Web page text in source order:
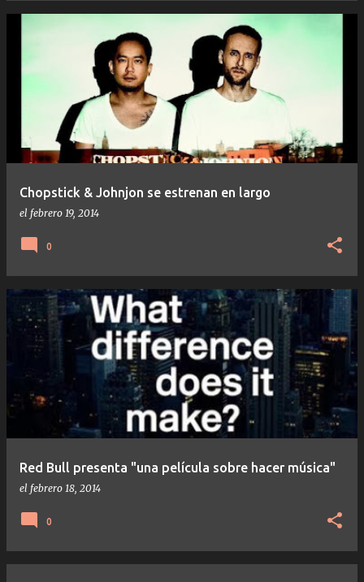
Chopstick & Johnjon se estrenan en largo
el febrero 19, 2014
0
Red Bull presenta "una película sobre hacer música"
el febrero 18, 2014
0